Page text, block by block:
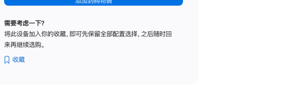
需要考虑一下？
将此设备加入你的收藏，即可先保留全部配置选择，之后随时回
来再继续选购。
收藏